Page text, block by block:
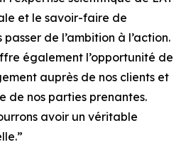
et le savoir-faire de
de l’ambition à l’action.
également l’opportunité de
auprès de nos clients et
de nos parties prenantes.
avoir un véritable